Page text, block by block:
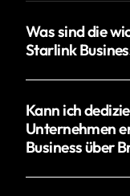
Was sind die
Starlink
Kann ich
Unternehmen
Business über